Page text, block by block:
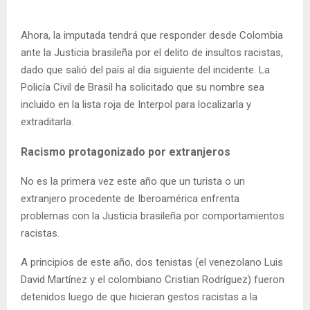
Ahora, la imputada tendrá que responder desde Colombia
ante la Justicia brasileña por el delito de insultos racistas,
dado que salió del país al día siguiente del incidente. La
Policía Civil de Brasil ha solicitado que su nombre sea
incluido en la lista roja de Interpol para localizarla y
extraditarla.
Racismo protagonizado por extranjeros
No es la primera vez este año que un turista o un
extranjero procedente de Iberoamérica enfrenta
problemas con la Justicia brasileña por comportamientos
racistas.
A principios de este año, dos tenistas (el venezolano Luis
David Martínez y el colombiano Cristian Rodríguez) fueron
detenidos luego de que hicieran gestos racistas a la